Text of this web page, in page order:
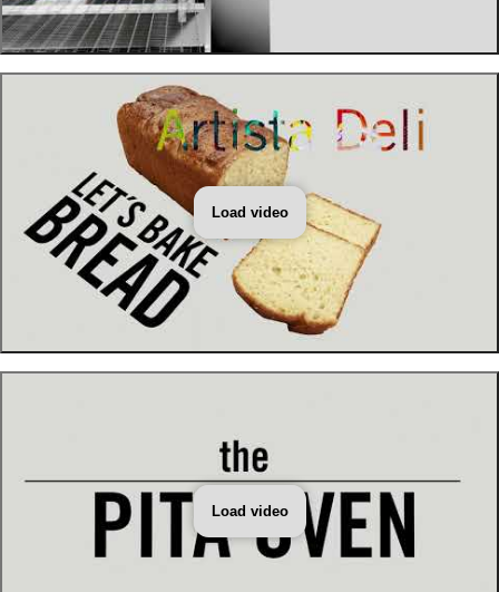
Load video
Load video